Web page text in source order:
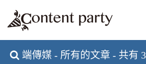
端傳媒 - 所有的文章 - 共有